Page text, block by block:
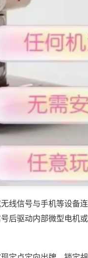
线信号与手机等设备
后驱动内部微型电机